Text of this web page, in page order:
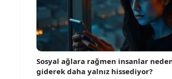
Sosyal ağlara rağmen insanlar
giderek daha yalnız hissediyor?